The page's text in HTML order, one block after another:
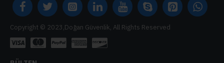
Copyright © 2023,Doğan Güvenlik, All Rights Reserved